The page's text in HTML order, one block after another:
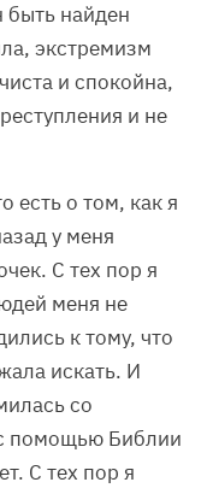
быть найден
экстремизм
и спокойна,
и не
есть о том, как я
у меня
С тех пор я
меня не
к тому, что
искать. И
со
помощью Библии
С тех пор я